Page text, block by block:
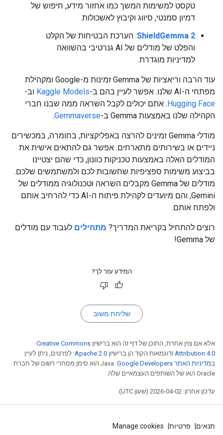
טקסט למשימות המשך כמו אחזור מידע, חיפוש של
דמיון סמנטי, סיווג וקיבוץ לאשכולות.
ShieldGemma 2: הערכת הבטיחות של הקלט
והפלט של מודלים של AI גנרטיבי בהשוואה
למדיניות מוגדרת.
עוד הרבה וריאציות של Gemma זמינות מ-Google ומקהילת
מפתחי ה-AI שלנו. אפשר לעיין בהם ב-
Kaggle Models וב-
Hugging Face. אתם יכולים לקבל השראה ממה שבנו חברי
הקהילה שלנו באמצעות Gemma ב-
Gemmaverse
.
מודלי Gemma זמינים להרצה באפליקציות, בחומרה, במכשירים
ניידים או בשירותים מתארחים. אפשר גם להתאים אישית את
המודלים האלה באמצעות טכניקות כוונון, כדי שהם יצטיינו
בביצוע משימות ספציפיות שחשובות לכם ולמשתמשים שלכם.
מודלים של Gemma מקבלים השראה וטכנולוגיה ממודלים של
Gemini, והם מיועדים לקהילת פיתוח ה-AI כדי להרחיב אותם
ולפתח אותם.
רוצים להתחיל בקריאת המדריך? מתחילים לעבוד עם מודלים
של Gemma!
המידע עזר לך?
שליחת משוב
אלא אם צוין אחרת, התוכן של דף זה הוא ברישיון Creative Commons
Attribution 4.0 ודוגמאות הקוד הן ברישיון Apache 2.0 . לפרטים, ניתן לעיין
במדיניות האתר Google Developers‏
.‏ Java הוא סימן מסחרי רשום של חברת
Oracle ו/או של השותפים העצמאיים שלה.
עדכון אחרון: 2026-04-02 (שעון UTC).
תנאים פרטיות Manage cookies